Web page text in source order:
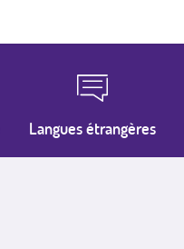
Langues étrangères